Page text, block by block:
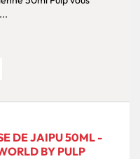
DE JAIPU 50ML -
BY PULP